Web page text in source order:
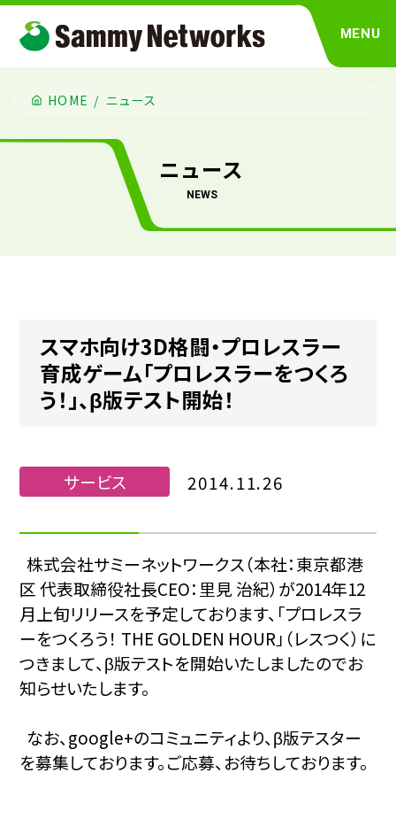
MENU
HOME ニュース
ニュース
news
スマホ向け3D格闘・プロレスラー
育成ゲーム「プロレスラーをつくろ
う！」、β版テスト開始！
サービス 2014.11.26
株式会社サミーネットワークス（本社：東京都港
区 代表取締役社長CEO：里見 治紀）が2014年12
月上旬リリースを予定しております、「プロレスラ
ーをつくろう！ THE GOLDEN HOUR」（レスつく）に
つきまして、β版テストを開始いたしましたのでお
知らせいたします。
なお、google+のコミュニティより、β版テスター
を募集しております。ご応募、お待ちしております。